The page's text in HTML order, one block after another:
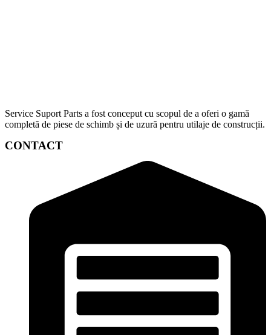
Service Suport Parts a fost conceput cu scopul de a oferi o gamă
completă de piese de schimb și de uzură pentru utilaje de construcții.
CONTACT